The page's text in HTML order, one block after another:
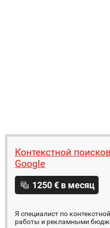
Контекстной
Google
1250 € в месяц
Я специалист по
работы и рекламными